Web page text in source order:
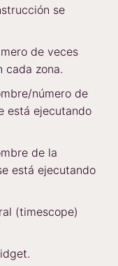
se
de veces
cada zona.
número de
está ejecutando
de la
está ejecutando
(timescope)